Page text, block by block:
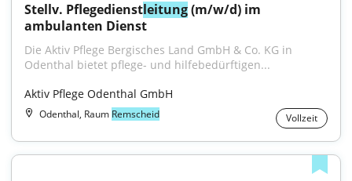
Stellv. Pflegedienstleitung (m/w/d) im
ambulanten Dienst
Die Aktiv Pflege Bergisches Land GmbH & Co. KG in
Odenthal bietet pflege- und hilfebedürftigen...
Aktiv Pflege Odenthal GmbH
Odenthal, Raum Remscheid Vollzeit